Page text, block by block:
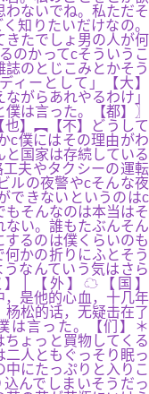
ないでね。私ただそ
知りたいだけなの。
きたでしょ男の人が何
のかってcそういうこ
のとじこみとかそう
ィーとして」【大】
がらあれやるわけ」
は言った。【都】〗
】︻【不】どうして
c僕にはその理由がわ
国家は存続している
夫やタクシーの運転
ルの夜警やcそんな夜
できないというのはc
もそんなのは本当はそ
ない。誰もたぶんそん
るのは僕くらいのも
かの折りにふとそう
なんていう気はさら
│【外】☁【国】
是他的心血，十几年
松的话，无疑击在了
は言った。【们】＊
ょっと買物してくる
人ともぐっそり眠っ
にたっぷりと入りこ
んでしまいそうだっ